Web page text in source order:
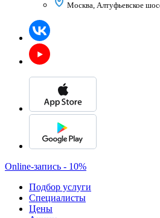
🧴Месяц красоты в косметологии
🔥Скидки на популярные
💆‍♀️Лазер, RF-лифтинг, пилинги и уход
⚡Удаление волос, новообразований
До 31 августа!
Москва, Алтуфьевское
Online-запись - 10%
Подбор услуги
Специалисты
Цены